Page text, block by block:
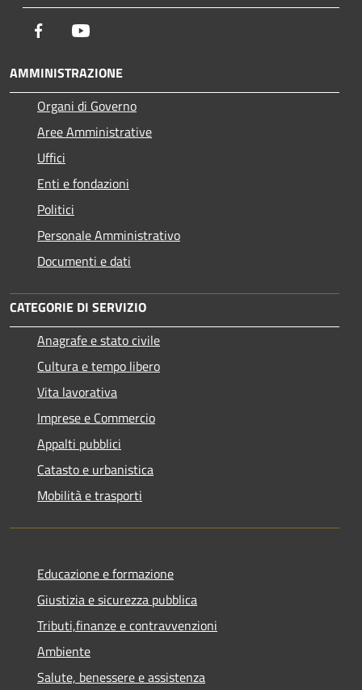
Facebook
AMMINISTRAZIONE
Organi di Governo
Aree Amministrative
Uffici
Enti e fondazioni
Politici
Personale Amministrativo
Documenti e dati
CATEGORIE DI SERVIZIO
Anagrafe e stato civile
Cultura e tempo libero
Vita lavorativa
Imprese e Commercio
Appalti pubblici
Catasto e urbanistica
Mobilità e trasporti
Educazione e formazione
Giustizia e sicurezza pubblica
Tributi,finanze e contravvenzioni
Ambiente
Salute, benessere e assistenza